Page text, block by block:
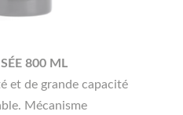
800 ML
et de grande capacité
Mécanisme